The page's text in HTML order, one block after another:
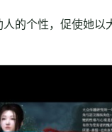
的个性，促使她以